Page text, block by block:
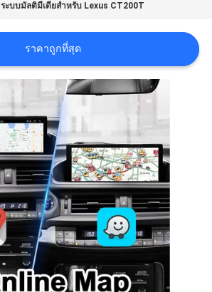
ระบบมัลติมีเดียสําหรับ Lexus CT200T
ราคาถูกที่สุด